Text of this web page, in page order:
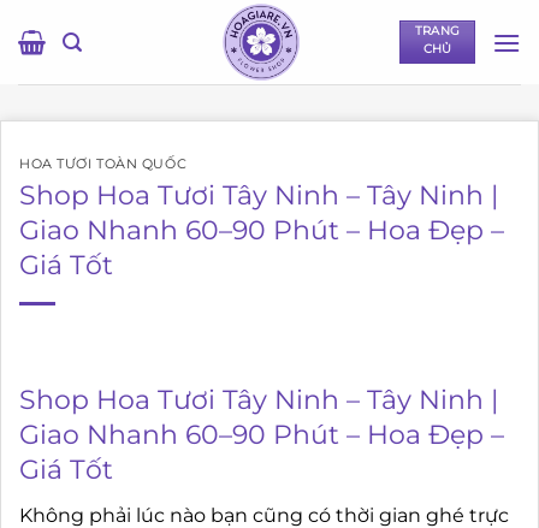
qua
TRANG
CHỦ
HOA TƯƠI TOÀN QUỐC
Shop Hoa Tươi Tây Ninh – Tây Ninh |
Giao Nhanh 60–90 Phút – Hoa Đẹp –
Giá Tốt
Shop Hoa Tươi Tây Ninh – Tây Ninh |
Giao Nhanh 60–90 Phút – Hoa Đẹp –
Giá Tốt
Không phải lúc nào bạn cũng có thời gian ghé trực